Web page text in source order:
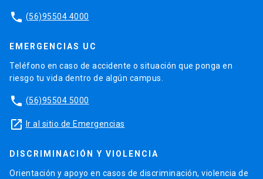
phone (56)95504 4000
EMERGENCIAS UC
Teléfono en caso de accidente o situación que ponga en
riesgo tu vida dentro de algún campus.
phone (56)95504 5000
launch Ir al sitio de Emergencias
DISCRIMINACIÓN Y VIOLENCIA
Orientación y apoyo en casos de discriminación, violencia de